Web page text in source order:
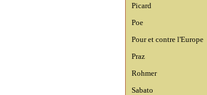
Picard
Poe
Pour et contre l'Europe
Praz
Rohmer
Sabato